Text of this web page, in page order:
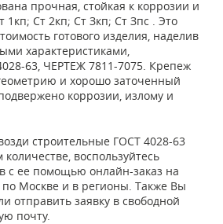
прочная, стойкая к коррозии и
1кп; Ст 2кп; Ст Зкп; Ст Зпс . Это
готового изделия, наделив
характеристиками,
63, ЧЕРТЕЖ 7811-7075. Крепеж
и хорошо заточенный
коррозии, излому и
строительные ГОСТ 4028-63
воспользуйтесь
с ее помощью онлайн-заказ на
по Москве и в регионы. Также Вы
отправить заявку в свободной
почту.